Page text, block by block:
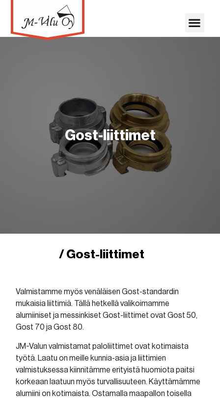
Gost-liittimet
/ Gost-liittimet
Valmistamme myös venäläisen Gost-standardin
mukaisia liittimiä. Tällä hetkellä valikoimamme
alumiiniset ja messinkiset Gost-liittimet ovat Gost 50,
Gost 70 ja Gost 80.
JM-Valun valmistamat paloliittimet ovat kotimaista
työtä. Laatu on meille kunnia-asia ja liittimien
valmistuksessa kiinnitämme erityistä huomiota paitsi
korkeaan laatuun myös turvallisuuteen. Käyttämämme
alumiini on kotimaista. Ostamalla maapallon toisella